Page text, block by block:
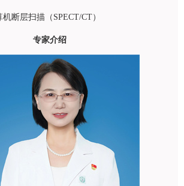
断层扫描（SPECT/CT）
专家介绍